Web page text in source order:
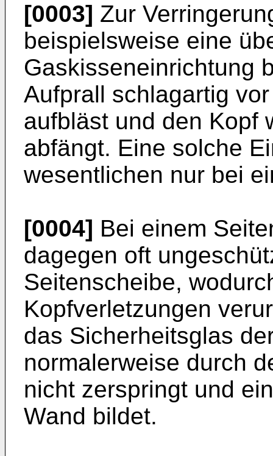
[0003] Zur
beispielsweise eine
Gaskisseneinrichtung
Aufprall schlagartig
aufbläst und den Kopf
abfängt. Eine solche
wesentlichen nur bei
[0004] Bei einem
dagegen oft
Seitenscheibe,
Kopfverletzungen
das Sicherheitsglas
normalerweise durch
nicht zerspringt und
Wand bildet.